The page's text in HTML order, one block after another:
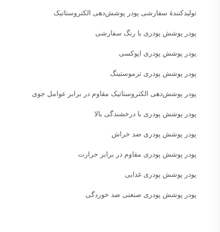
تولیدکنندهٔ سفارشی پودر پوشش‌دهی الکتروستاتیک
پودر پوشش پودری با رنگ سفارشی
پودر پوشش پودری اپوکسی
پودر پوشش پودری ترموستینگ
پودر پوشش‌دهی الکتروستاتیک مقاوم در برابر عوامل جوی
پودر پوشش پودری با درخشندگی بالا
پودر پوشش پودری ضد خراش
پودر پوشش پودری مقاوم در برابر حرارت
پودر پوشش پودری غذایی
پودر پوشش پودری صنعتی ضد خوردگی